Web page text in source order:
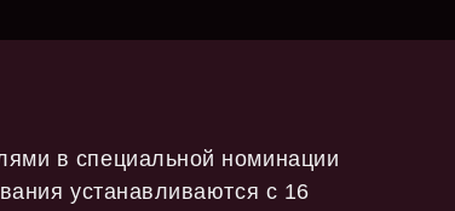
в специальной номинации
устанавливаются с 16